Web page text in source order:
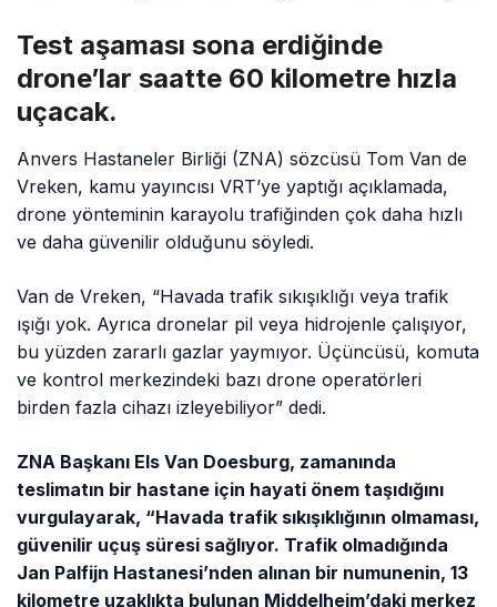
Test aşaması sona erdiğinde
drone’lar saatte 60 kilometre hızla
uçacak.
Anvers Hastaneler Birliği (ZNA) sözcüsü Tom Van de
Vreken, kamu yayıncısı VRT’ye yaptığı açıklamada,
drone yönteminin karayolu trafiğinden çok daha hızlı
ve daha güvenilir olduğunu söyledi.
Van de Vreken, “Havada trafik sıkışıklığı veya trafik
ışığı yok. Ayrıca dronelar pil veya hidrojenle çalışıyor,
bu yüzden zararlı gazlar yaymıyor. Üçüncüsü, komuta
ve kontrol merkezindeki bazı drone operatörleri
birden fazla cihazı izleyebiliyor” dedi.
ZNA Başkanı Els Van Doesburg, zamanında
teslimatın bir hastane için hayati önem taşıdığını
vurgulayarak, “Havada trafik sıkışıklığının olmaması,
güvenilir uçuş süresi sağlıyor. Trafik olmadığında
Jan Palfijn Hastanesi’nden alınan bir numunenin, 13
kilometre uzaklıkta bulunan Middelheim’daki merkez